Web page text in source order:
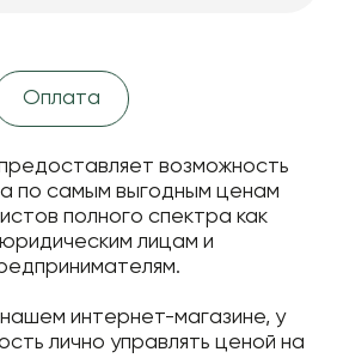
Оплата
возможность
по самым выгодным ценам
полного спектра как
лицам и
интернет-магазине, у
лично управлять ценой на